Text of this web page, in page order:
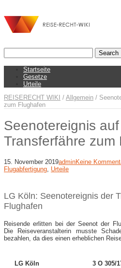
Startseite
Gesetze
Urteile
REISERECHT WIKI / Allgemein /
zum Flughafen
Seenotereignis
Transferfähre zum
15. November 2019adminKeine
Flugabfertigung Urteile
LG Köln: Seenotereignis der
Flughafen
Reisende erlitten bei der Seenot der
Die Reiseveranstalterin musste
bezahlen, da dies einen erheblichen
LG Köln
3 O 305/